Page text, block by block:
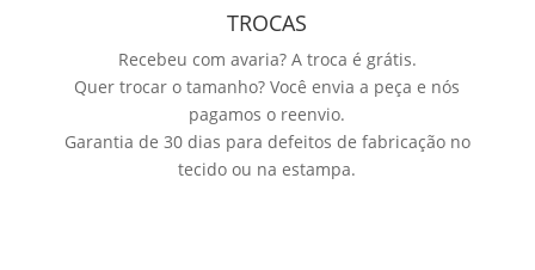
TROCAS
Recebeu com avaria? A troca é grátis.
Quer trocar o tamanho? Você envia a peça e nós
pagamos o reenvio.
Garantia de 30 dias para defeitos de fabricação no
tecido ou na estampa.